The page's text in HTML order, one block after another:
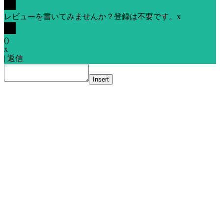
レビューを書いてみませんか？登録は不要です。 x
()
x
| 返信
Insert